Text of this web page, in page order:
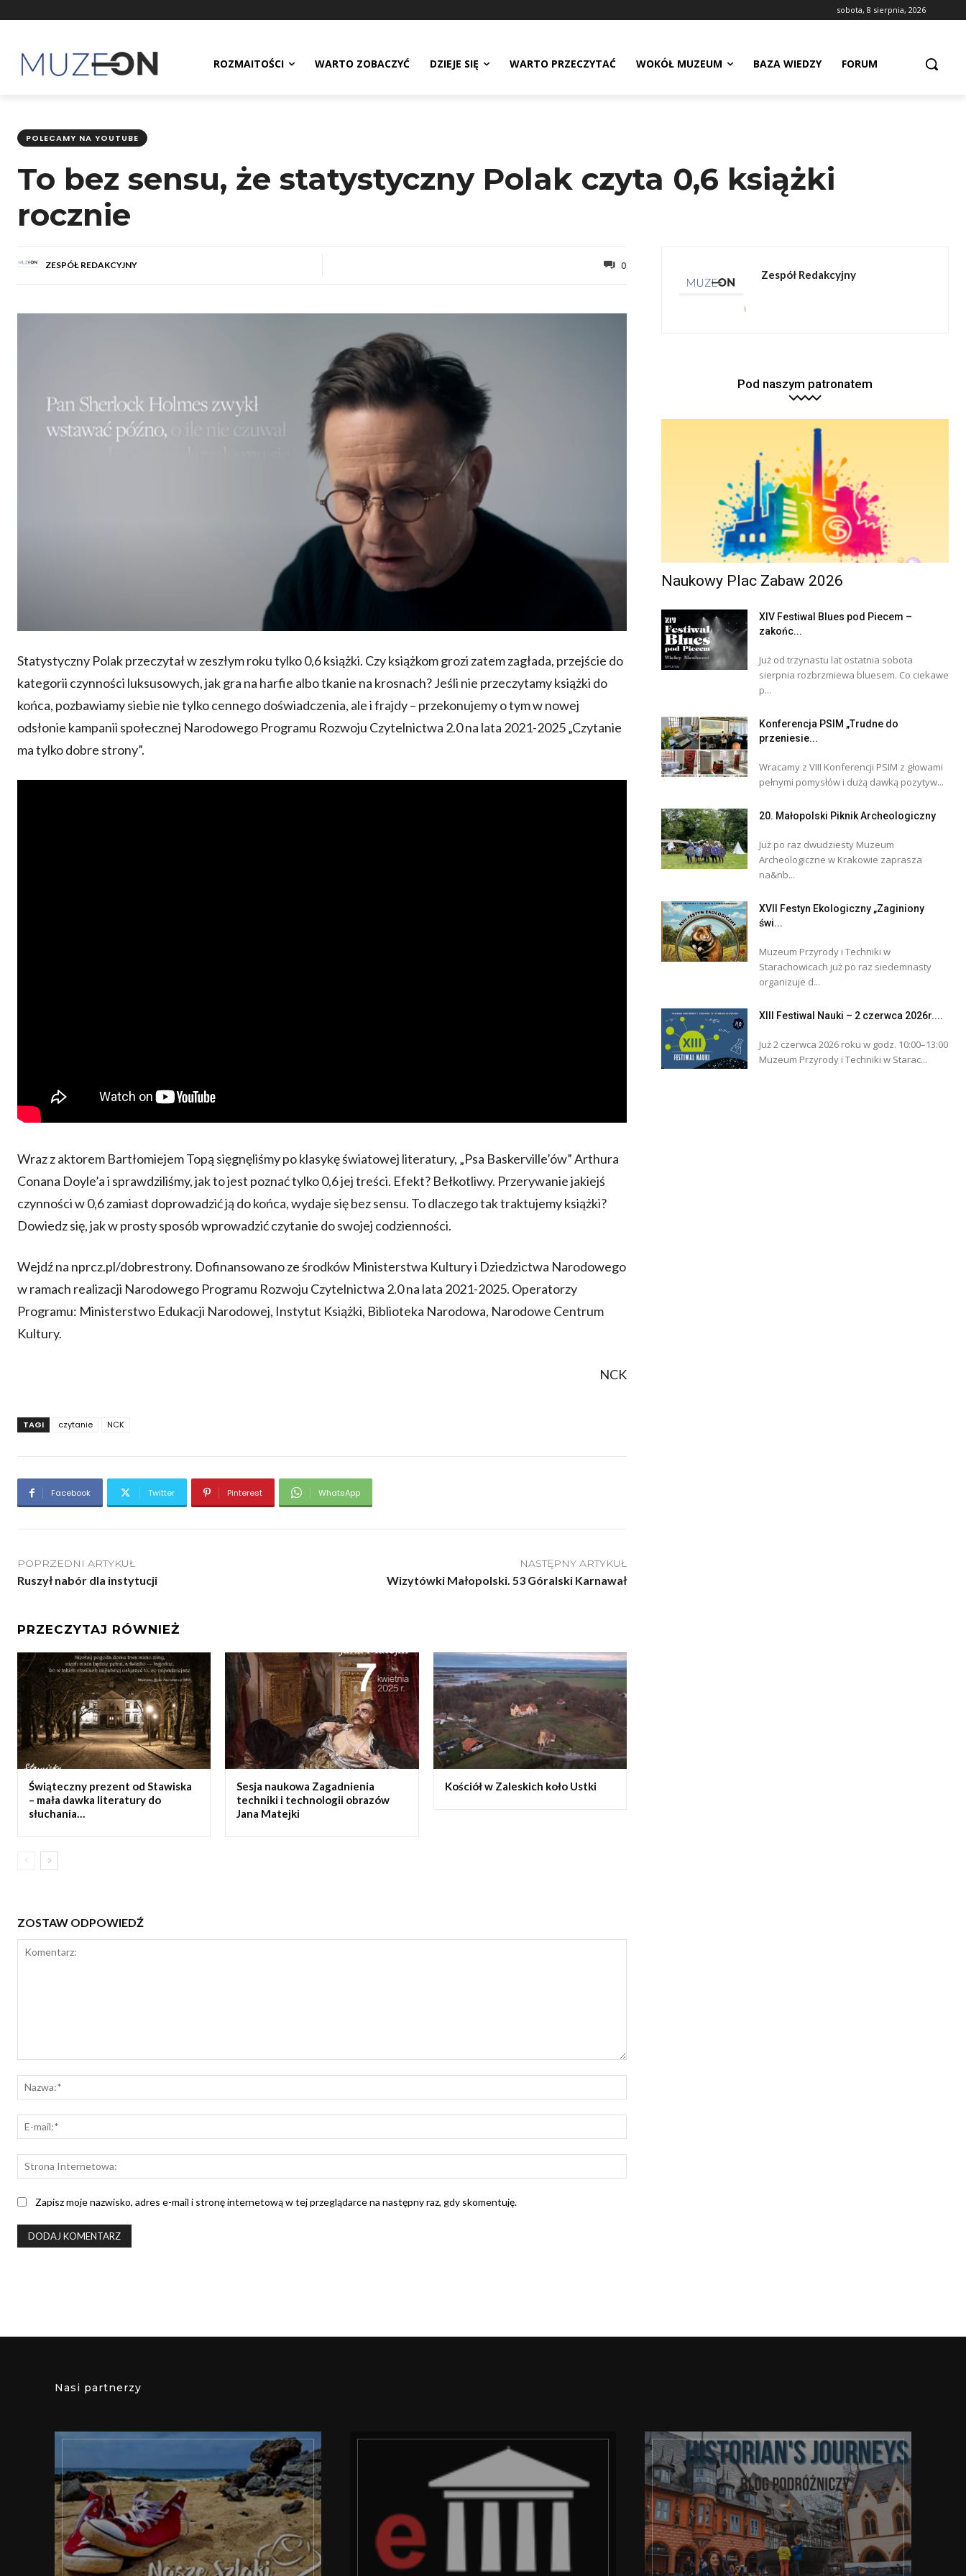
sobota, 8 sierpnia, 2026
ROZMAITOŚCI WARTO ZOBACZYĆ DZIEJE SIĘ WARTO PRZECZYTAĆ WOKÓŁ MUZEUM BAZA WIEDZY FORUM
POLECAMY NA YOUTUBE
To bez sensu, że statystyczny Polak czyta 0,6 książki
rocznie
ZESPÓŁ REDAKCYJNY 0
Statystyczny Polak przeczytał w zeszłym roku tylko 0,6 książki. Czy książkom grozi zatem zagłada, przejście do
kategorii czynności luksusowych, jak gra na harfie albo tkanie na krosnach? Jeśli nie przeczytamy książki do
końca, pozbawiamy siebie nie tylko cennego doświadczenia, ale i frajdy – przekonujemy o tym w nowej
odsłonie kampanii społecznej Narodowego Programu Rozwoju Czytelnictwa 2.0 na lata 2021-2025 „Czytanie
ma tylko dobre strony”.
Wraz z aktorem Bartłomiejem Topą sięgnęliśmy po klasykę światowej literatury, „Psa Baskerville’ów” Arthura
Conana Doyle’a i sprawdziliśmy, jak to jest poznać tylko 0,6 jej treści. Efekt? Bełkotliwy. Przerywanie jakiejś
czynności w 0,6 zamiast doprowadzić ją do końca, wydaje się bez sensu. To dlaczego tak traktujemy książki?
Dowiedz się, jak w prosty sposób wprowadzić czytanie do swojej codzienności.
Wejdź na nprcz.pl/dobrestrony. Dofinansowano ze środków Ministerstwa Kultury i Dziedzictwa Narodowego
w ramach realizacji Narodowego Programu Rozwoju Czytelnictwa 2.0 na lata 2021-2025. Operatorzy
Programu: Ministerstwo Edukacji Narodowej, Instytut Książki, Biblioteka Narodowa, Narodowe Centrum
Kultury.
NCK
TAGI czytanie NCK
Facebook Twitter Pinterest WhatsApp
POPRZEDNI ARTYKUŁ
Ruszył nabór dla instytucji
NASTĘPNY ARTYKUŁ
Wizytówki Małopolski. 53 Góralski Karnawał
PRZECZYTAJ RÓWNIEŻ
Świąteczny prezent od Stawiska
– mała dawka literatury do
słuchania…
Sesja naukowa Zagadnienia
techniki i technologii obrazów
Jana Matejki
Kościół w Zaleskich koło Ustki
ZOSTAW ODPOWIEDŹ
mail:*
Internetowa:
Zapisz moje nazwisko, adres e-mail i stronę internetową w tej przeglądarce na następny raz, gdy skomentuję.
Zespół Redakcyjny
Pod naszym patronatem
Naukowy Plac Zabaw 2026
XIV Festiwal Blues pod Piecem –
zakońc...
Już od trzynastu lat ostatnia sobota
sierpnia rozbrzmiewa bluesem. Co ciekawe
p...
Konferencja PSIM „Trudne do
przeniesie...
Wracamy z VIII Konferencji PSIM z głowami
pełnymi pomysłów i dużą dawką pozytyw...
20. Małopolski Piknik Archeologiczny
Już po raz dwudziesty Muzeum
Archeologiczne w Krakowie zaprasza
na&nb...
XVII Festyn Ekologiczny „Zaginiony
świ...
Muzeum Przyrody i Techniki w
Starachowicach już po raz siedemnasty
organizuje d...
XIII Festiwal Nauki – 2 czerwca 2026r....
Już 2 czerwca 2026 roku w godz. 10:00–13:00
Muzeum Przyrody i Techniki w Starac...
Nasi partnerzy